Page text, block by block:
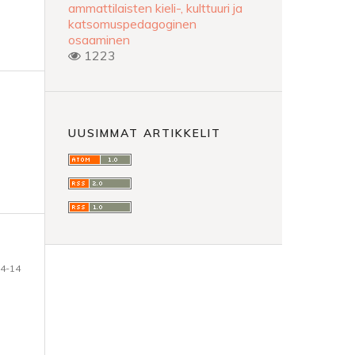
4-14
ammattilaisten kieli-, kulttuuri ja
katsomuspedagoginen
osaaminen
1223
UUSIMMAT ARTIKKELIT